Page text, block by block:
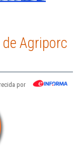
Agriporc
por